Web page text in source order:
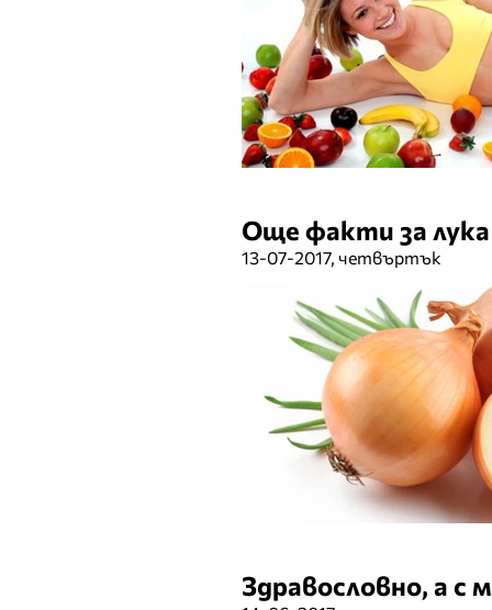
Още факти за лука
13-07-2017, четвъртък
Здравословно, а с